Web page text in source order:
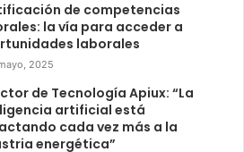
de competencias
la vía para acceder a
laborales
2025
de Tecnología Apiux: “La
artificial está
cada vez más a la
energética”